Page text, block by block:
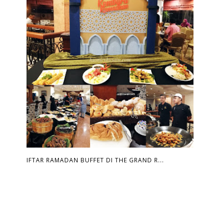
IFTAR RAMADAN BUFFET DI THE GRAND R...